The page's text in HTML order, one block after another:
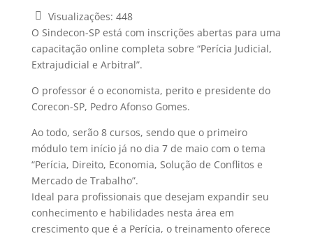
Visualizações: 448
O Sindecon-SP está com inscrições abertas para uma
capacitação online completa sobre “Perícia Judicial,
Extrajudicial e Arbitral”.
O professor é o economista, perito e presidente do
Corecon-SP, Pedro Afonso Gomes.
Ao todo, serão 8 cursos, sendo que o primeiro
módulo tem início já no dia 7 de maio com o tema
“Perícia, Direito, Economia, Solução de Conflitos e
Mercado de Trabalho”.
Ideal para profissionais que desejam expandir seu
conhecimento e habilidades nesta área em
crescimento que é a Perícia, o treinamento oferece